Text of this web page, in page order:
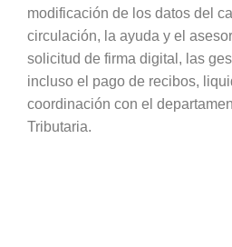
modificación de los datos del
circulación, la ayuda y el
solicitud de firma digital, las
incluso el pago de recibos,
coordinación con el
Tributaria.